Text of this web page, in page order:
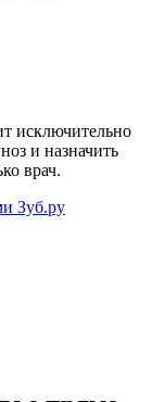
исключительно
и назначить
врач.
Зуб.ру